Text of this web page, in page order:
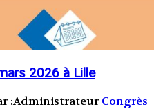
2026 à Lille
:Administrateur Congrès